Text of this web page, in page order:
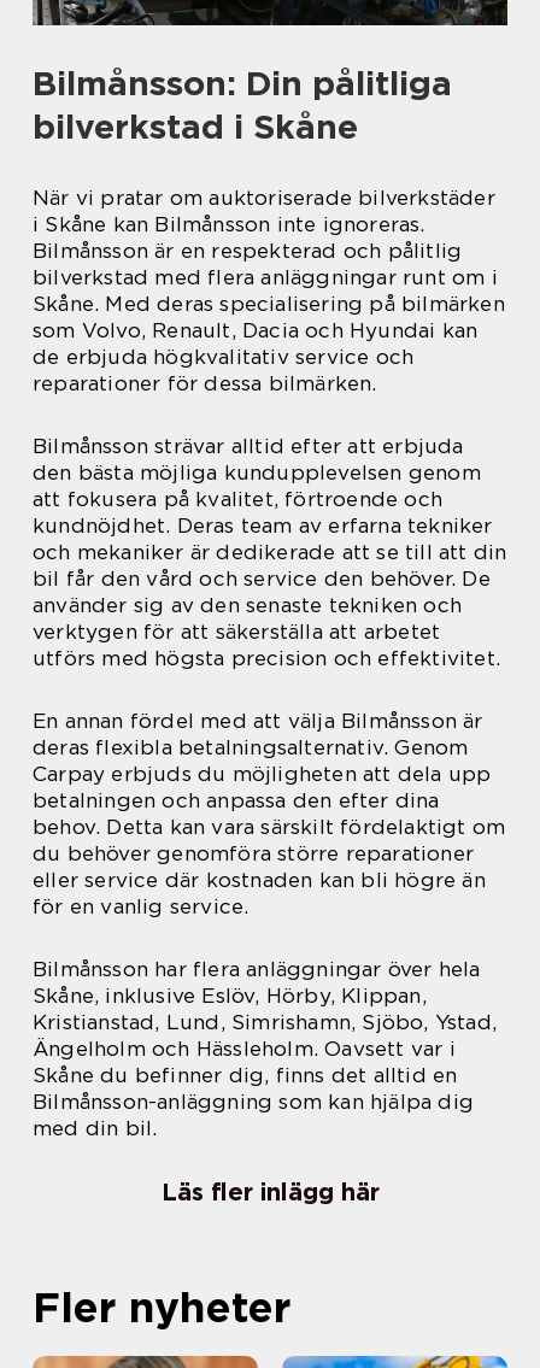
Bilmånsson: Din pålitliga
bilverkstad i Skåne
När vi pratar om auktoriserade bilverkstäder
i Skåne kan Bilmånsson inte ignoreras.
Bilmånsson är en respekterad och pålitlig
bilverkstad med flera anläggningar runt om i
Skåne. Med deras specialisering på bilmärken
som Volvo, Renault, Dacia och Hyundai kan
de erbjuda högkvalitativ service och
reparationer för dessa bilmärken.
Bilmånsson strävar alltid efter att erbjuda
den bästa möjliga kundupplevelsen genom
att fokusera på kvalitet, förtroende och
kundnöjdhet. Deras team av erfarna tekniker
och mekaniker är dedikerade att se till att din
bil får den vård och service den behöver. De
använder sig av den senaste tekniken och
verktygen för att säkerställa att arbetet
utförs med högsta precision och effektivitet.
En annan fördel med att välja Bilmånsson är
deras flexibla betalningsalternativ. Genom
Carpay erbjuds du möjligheten att dela upp
betalningen och anpassa den efter dina
behov. Detta kan vara särskilt fördelaktigt om
du behöver genomföra större reparationer
eller service där kostnaden kan bli högre än
för en vanlig service.
Bilmånsson har flera anläggningar över hela
Skåne, inklusive Eslöv, Hörby, Klippan,
Kristianstad, Lund, Simrishamn, Sjöbo, Ystad,
Ängelholm och Hässleholm. Oavsett var i
Skåne du befinner dig, finns det alltid en
Bilmånsson-anläggning som kan hjälpa dig
med din bil.
Läs fler inlägg här
Fler nyheter